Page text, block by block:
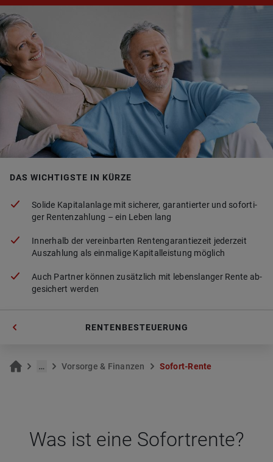
DAS WICHTIGSTE IN KÜRZE
So­li­de Ka­pi­tal­an­la­ge mit si­che­rer, ga­ran­tier­ter und so­for­ti­
ger Ren­ten­zah­lung – ein Leben lang
In­ner­halb der ver­ein­bar­ten Ren­ten­ga­ran­tie­zeit je­der­zeit
Aus­zah­lung als ein­ma­li­ge Ka­pi­tal­leis­tung mög­lich
Auch Part­ner kön­nen zu­sätz­lich mit le­bens­lan­ger Rente ab­
ge­si­chert wer­den
RENTENBESTEUERUNG
… Vor­sor­ge & Fi­nan­zen So­fort-Rente
Was ist eine Sofort­rente?